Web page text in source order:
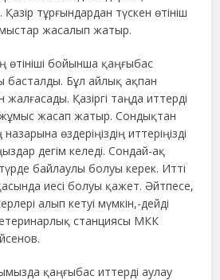
Қазір тұрғындардан түскен өтініш
жасалып жатыр.
өтініші бойынша қаңғыбас
басталды. Бұл айлық ақпан
Қазіргі таңда иттерді
жасап жатыр. Сондықтан
өздеріңіздің иттеріңізді
дегім келеді. Сондай-ақ
байлаулы болуы керек. Итті
иесі болуы қажет. Әйтпесе,
алып кетуі мүмкін,-дейді
станциясы МКК
қаңғыбас иттерді аулау